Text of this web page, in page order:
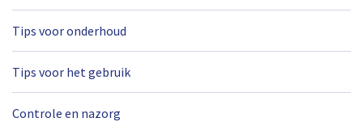
Tips voor onderhoud
Tips voor het gebruik
Controle en nazorg